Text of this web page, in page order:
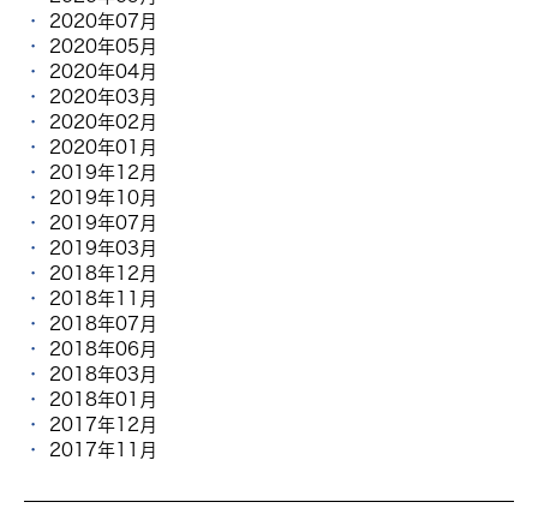
2020年07月
2020年05月
2020年04月
2020年03月
2020年02月
2020年01月
2019年12月
2019年10月
2019年07月
2019年03月
2018年12月
2018年11月
2018年07月
2018年06月
2018年03月
2018年01月
2017年12月
2017年11月